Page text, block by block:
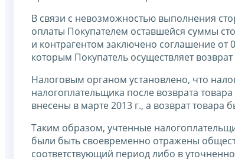
В связи с невозможностью выполнения
оплаты Покупателем оставшейся суммы
и контрагентом заключено соглашение от
которым Покупатель осуществляет
Налоговым органом установлено, что
налогоплательщика после возврата
внесены в марте 2013 г., а возврат товара
Таким образом, учтенные
были быть своевременно отражены
соответствующий период либо в